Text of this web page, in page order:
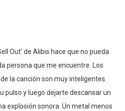
Out’ de Alibis hace que no pueda
persona que me encuentre. Los
la canción son muy inteligentes
pulso y luego dejarte descansar un
explosión sonora. Un metal menos